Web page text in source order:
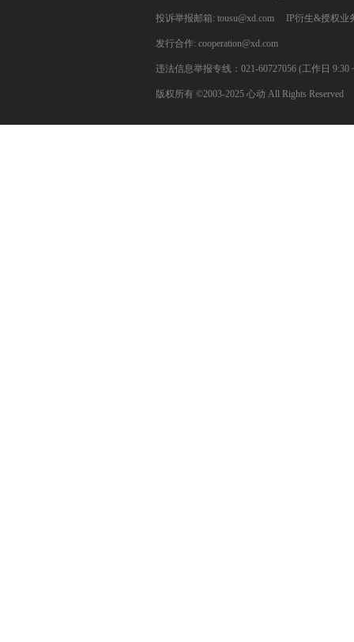
投诉举报邮箱: tousu@xd.com IP衍生&授权业
发行合作: cooperation@xd.com
违法信息举报专线：021-60727056 (工作日 9:30
版权所有 ©2003-2025 心动 All Rights Reserved